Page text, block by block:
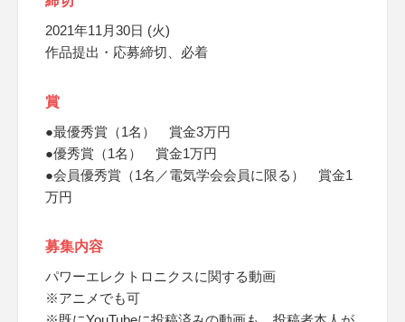
2021年11月30日 (火)
作品提出・応募締切、必着
賞
●最優秀賞（1名） 賞金3万円
●優秀賞（1名） 賞金1万円
●会員優秀賞（1名／電気学会会員に限る） 賞金1
万円
募集内容
パワーエレクトロニクスに関する動画
※アニメでも可